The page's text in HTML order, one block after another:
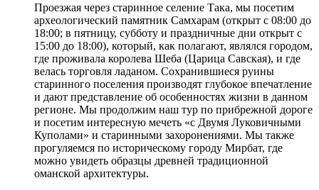
Проезжая через старинное селение Така, мы посетим
археологический памятник Самхарам (открыт с 08:00 до
18:00; в пятницу, субботу и праздничные дни открыт с
15:00 до 18:00), который, как полагают, являлся городом,
где проживала королева Шеба (Царица Савская), и где
велась торговля ладаном. Сохранившиеся руины
старинного поселения производят глубокое впечатление
и дают представление об особенностях жизни в данном
регионе. Мы продолжим наш тур по прибрежной дороге
и посетим интересную мечеть «с Двумя Луковичными
Куполами» и старинными захоронениями. Мы также
прогуляемся по историческому городу Мирбат, где
можно увидеть образцы древней традиционной
оманской архитектуры.